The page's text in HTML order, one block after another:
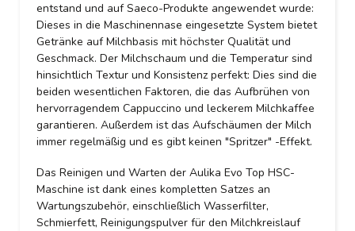
entstand und auf Saeco-Produkte angewendet wurde:
Dieses in die Maschinennase eingesetzte System bietet
Getränke auf Milchbasis mit höchster Qualität und
Geschmack. Der Milchschaum und die Temperatur sind
hinsichtlich Textur und Konsistenz perfekt: Dies sind die
beiden wesentlichen Faktoren, die das Aufbrühen von
hervorragendem Cappuccino und leckerem Milchkaffee
garantieren. Außerdem ist das Aufschäumen der Milch
immer regelmäßig und es gibt keinen "Spritzer" -Effekt.
Das Reinigen und Warten der Aulika Evo Top HSC-
Maschine ist dank eines kompletten Satzes an
Wartungszubehör, einschließlich Wasserfilter,
Schmierfett, Reinigungspulver für den Milchkreislauf